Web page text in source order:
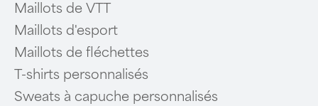
Maillots de VTT
Maillots d'esport
Maillots de fléchettes
T-shirts personnalisés
Sweats à capuche personnalisés